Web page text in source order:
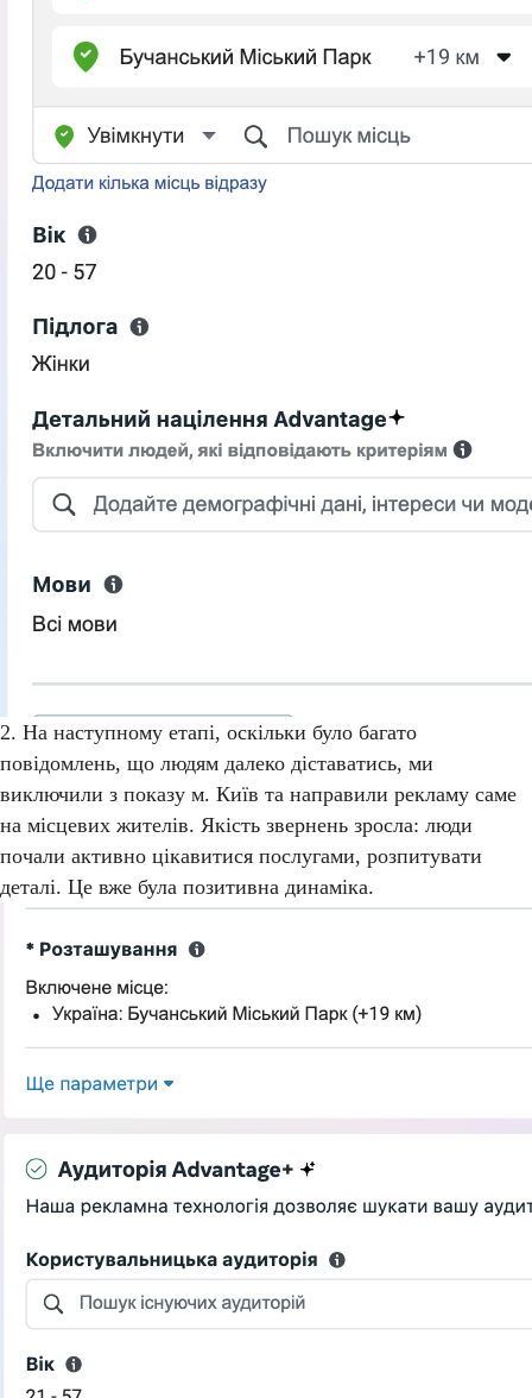
2. На наступному етапі, оскільки було багато
повідомлень, що людям далеко діставатись, ми
виключили з показу м. Київ та направили рекламу саме
на місцевих жителів. Якість звернень зросла: люди
почали активно цікавитися послугами, розпитувати
деталі. Це вже була позитивна динаміка.